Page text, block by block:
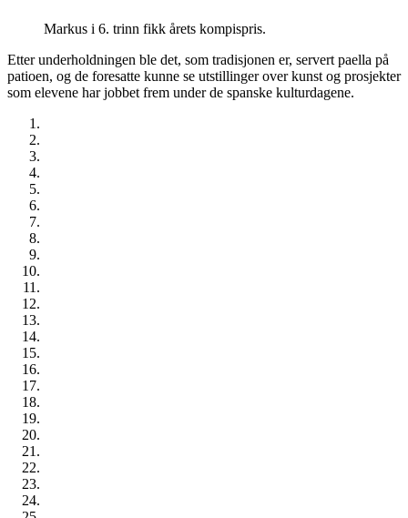
Markus i 6. trinn fikk årets kompispris.
Etter underholdningen ble det, som tradisjonen er, servert paella på
patioen, og de foresatte kunne se utstillinger over kunst og prosjekter
som elevene har jobbet frem under de spanske kulturdagene.